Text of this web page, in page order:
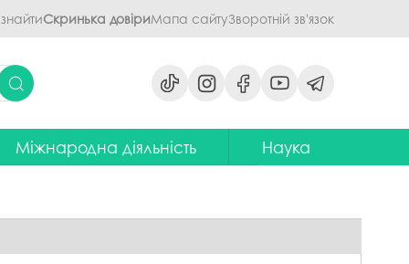
Скринька довіриМапа сайтуЗворотній зв'язок
дисциплін
обговорення
Міжнародна діяльність
міжнародної освіти
європейської освіти та
Наука
Напрями наукової діяльності -